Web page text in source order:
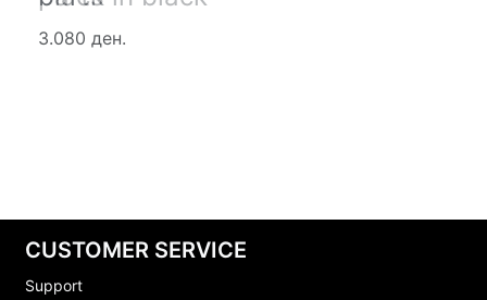
3.080 ден.
3.080 ден.
CUSTOMER SERVICE
Support